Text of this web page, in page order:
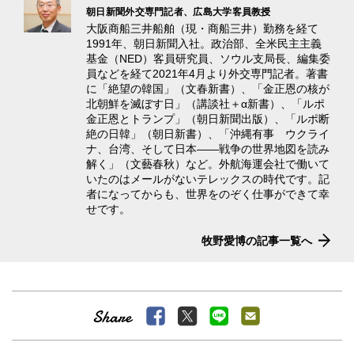
朝日新聞外交専門記者、広島大学客員教授
大阪商船三井船舶（現・商船三井）勤務を経て
1991年、朝日新聞入社。政治部、全米民主主義
基金（NED）客員研究員、ソウル支局長、編集委
員などを経て2021年4月より外交専門記者。著書
に「絶望の韓国」（文春新書）、「金正恩の核が
北朝鮮を滅ぼす日」（講談社＋α新書）、「ルポ
金正恩とトランプ」（朝日新聞出版）、「ルポ断
絶の日韓」（朝日新書）、「沖縄有事 ウクライ
ナ、台湾、そして日本――戦争の世界地図を読み
解く」（文藝春秋）など。外航海運会社で働いて
いたのはメールがないテレックスの時代です。記
者になってからも、世界をのぞく仕事ができて幸
せです。
牧野愛博の記事一覧へ